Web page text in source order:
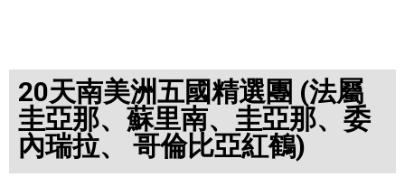
20天南美洲五國精選團 (法屬
圭亞那、蘇里南、圭亞那、委
內瑞拉、 哥倫比亞紅鶴)